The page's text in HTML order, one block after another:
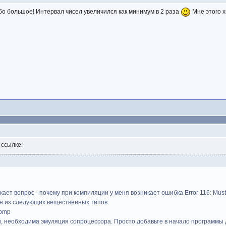
большое! Интервал чисел увеличился как минимум в 2 раза Мне этого
вопрос - почему при компиляции у меня возникает ошибка Error 116:
из следующих вещественных типов:
необходима эмуляция сопроцессора. Просто добавьте в начало программы